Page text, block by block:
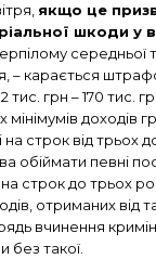
якщо це
шкоди у
середньої
– карається
тис. грн – 170 тис.
мінімумів доходів
строк від трьох
обіймати певні
строк до трьох
отриманих від
вчинення
без такої.